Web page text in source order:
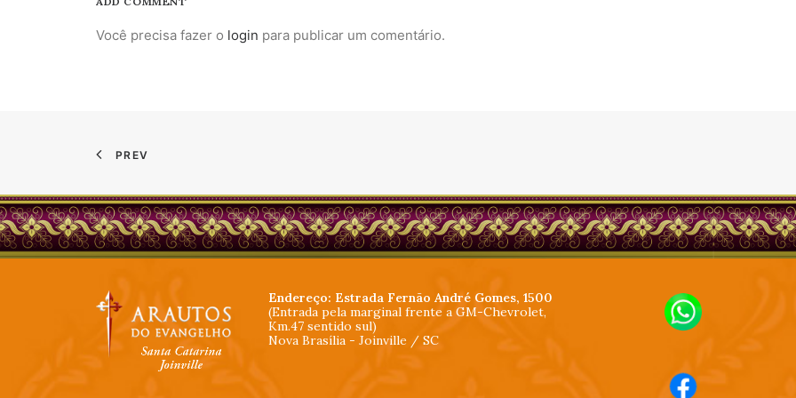
Você precisa fazer o login para publicar um comentário.
PREV
Endereço: Estrada Fernão André Gomes, 1500
(Entrada pela marginal frente a GM-Chevrolet,
Km.47 sentido sul)
Nova Brasília - Joinville / SC